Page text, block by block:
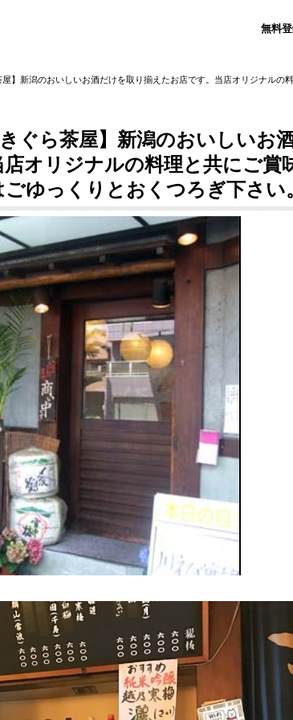
無料
】新潟のおいしいお酒だけを取り揃えたお店です。当店オリジナルの
ぐら茶屋】新潟のおいしいお
オリジナルの料理と共にご賞
ゆっくりとおくつろぎ下さい。